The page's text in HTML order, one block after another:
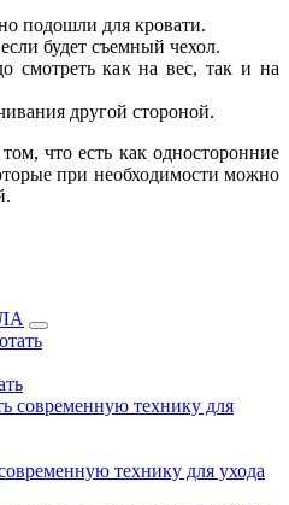
подошли для кровати.
будет съемный чехол.
смотреть как на вес, так и на
другой стороной.
что есть как односторонние
при необходимости можно
технику для ухода